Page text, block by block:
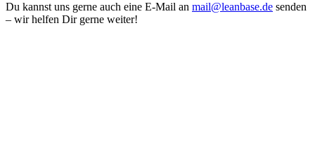
Du kannst uns gerne auch eine E-Mail an mail@leanbase.de senden
– wir helfen Dir gerne weiter!